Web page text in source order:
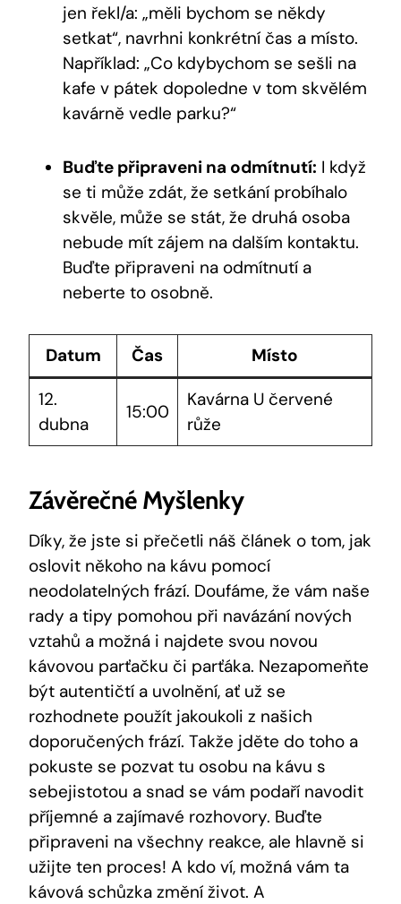
jen řekl/a: „měli bychom se někdy
setkat“, navrhni konkrétní čas a místo.
Například: „Co kdybychom se sešli na
kafe v pátek dopoledne v tom skvělém
kavárně vedle parku?“
Buďte připraveni na odmítnutí: I když
se ti může zdát, že setkání probíhalo
skvěle, může se stát, že druhá osoba
nebude mít zájem na dalším kontaktu.
Buďte připraveni na odmítnutí a
neberte to osobně.
Datum Čas
Místo
12.
dubna
15:00
Kavárna U červené
růže
Závěrečné Myšlenky
Díky, že jste si přečetli náš článek o tom, jak
oslovit někoho na kávu pomocí
neodolatelných frází. Doufáme, že vám naše
rady a tipy pomohou při navázání nových
vztahů a možná i najdete svou novou
kávovou parťačku či parťáka. Nezapomeňte
být autentičtí a uvolnění, ať už se
rozhodnete použít jakoukoli z našich
doporučených frází. Takže jděte do toho a
pokuste se pozvat tu osobu na kávu s
sebejistotou a snad se vám podaří navodit
příjemné a zajímavé rozhovory. Buďte
připraveni na všechny reakce, ale hlavně si
užijte ten proces! A kdo ví, možná vám ta
kávová schůzka změní život. A